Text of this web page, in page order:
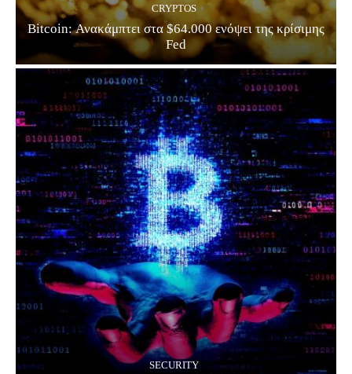
CRYPTOS
Bitcoin: Ανακάμπτει στα $64.000 ενόψει της κρίσιμης
Fed
SECURITY